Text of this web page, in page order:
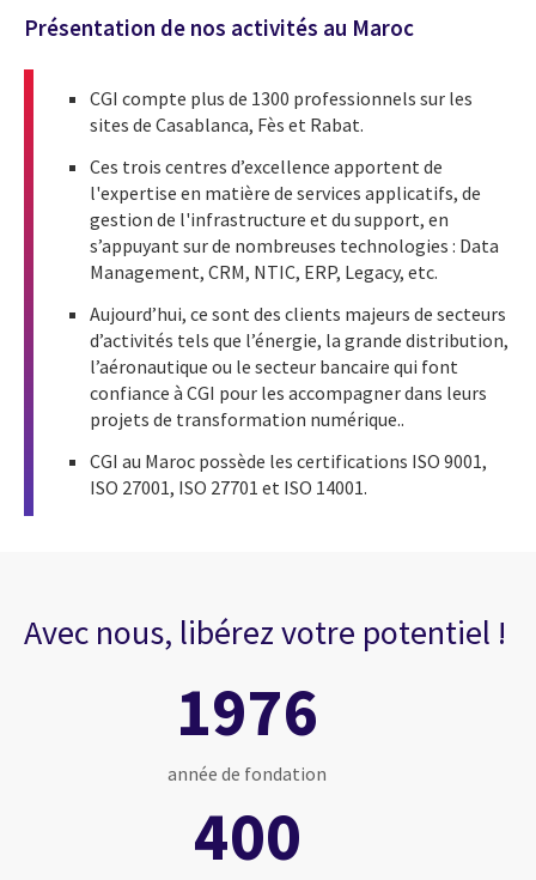
Présentation de nos activités au Maroc
CGI compte plus de 1300 professionnels sur les
sites de Casablanca, Fès et Rabat.
Ces trois centres d’excellence apportent de
l'expertise en matière de services applicatifs, de
gestion de l'infrastructure et du support, en
s’appuyant sur de nombreuses technologies : Data
Management, CRM, NTIC, ERP, Legacy, etc.
Aujourd’hui, ce sont des clients majeurs de secteurs
d’activités tels que l’énergie, la grande distribution,
l’aéronautique ou le secteur bancaire qui font
confiance à CGI pour les accompagner dans leurs
projets de transformation numérique..
CGI au Maroc possède les certifications ISO 9001,
ISO 27001, ISO 27701 et ISO 14001.
Avec nous, libérez votre potentiel !
1976
année de fondation
400